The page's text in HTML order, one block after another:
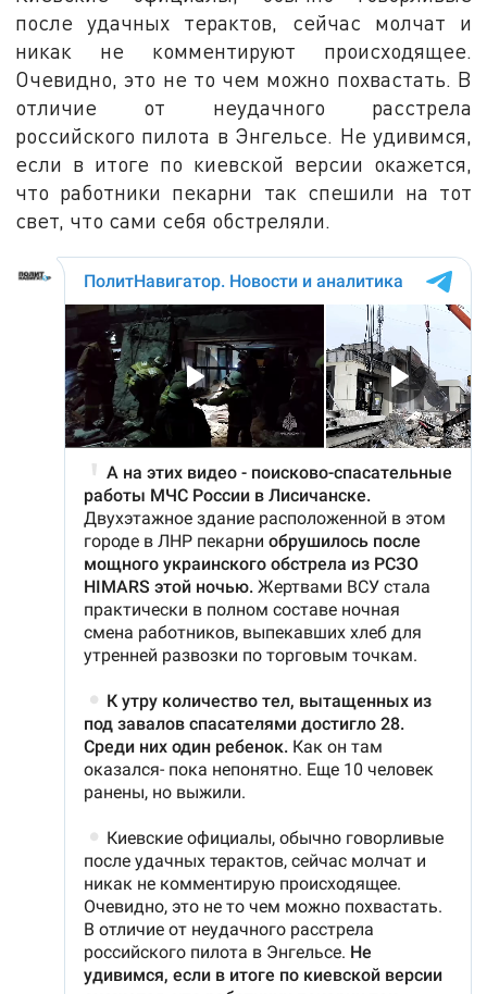
после удачных терактов, сейчас молчат и
никак не комментируют происходящее.
Очевидно, это не то чем можно похвастать. В
отличие от неудачного расстрела
российского пилота в Энгельсе. Не удивимся,
если в итоге по киевской версии окажется,
что работники пекарни так спешили на тот
свет, что сами себя обстреляли.